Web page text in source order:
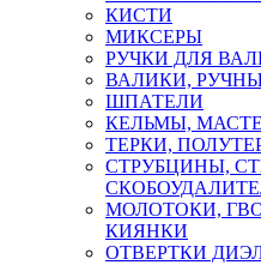
КИСТИ
МИКСЕРЫ
РУЧКИ ДЛЯ
ВАЛИКИ,
ШПАТЕЛИ
КЕЛЬМЫ,
ТЕРКИ,
СТРУБЦИНЫ,
МОЛОТОКИ,
КИЯНКИ
ОТВЕРТКИ